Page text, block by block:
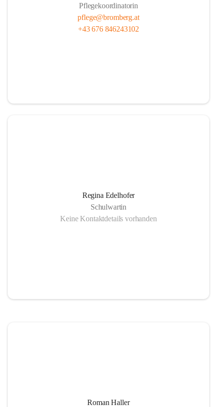
Pflegekoordinatorin
pflege@bromberg.at
+43 676 846243102
Regina Edelhofer
Schulwartin
Keine Kontaktdetails vorhanden
Roman Haller